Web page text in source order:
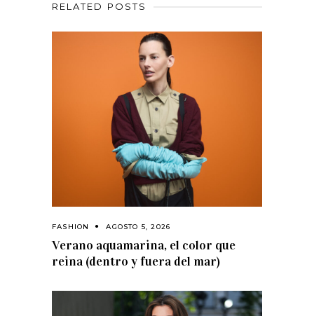
RELATED POSTS
FASHION AGOSTO 5, 2026
Verano aquamarina, el color que
reina (dentro y fuera del mar)